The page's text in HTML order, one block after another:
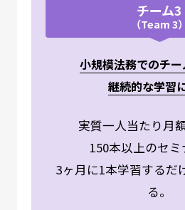
チーム3
（Team 3）
小規模法務でのチ
継続的な学習
実質一人当たり月
150本以上のセミ
3ヶ月に1本学習するだ
る。